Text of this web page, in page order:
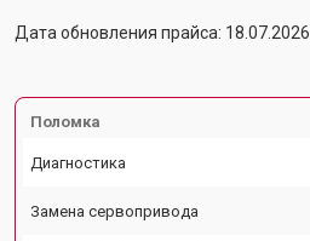
Дата обновления прайса: 18.07.2026
Поломка
Диагностика
Замена сервопривода